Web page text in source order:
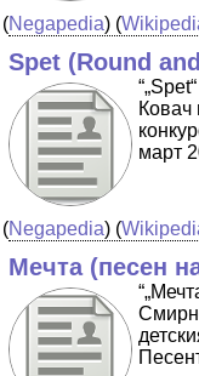
(Negapedia) (
Spet (Round
Ковач
март
(Negapedia) (
Мечта (песен